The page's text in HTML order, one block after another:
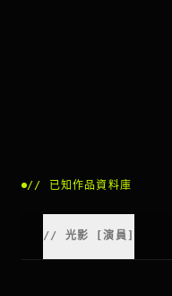
// 已知作品資料庫
// 光影 [演員 ]